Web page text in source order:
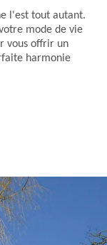
l'est tout autant.
mode de vie
vous offrir un
harmonie